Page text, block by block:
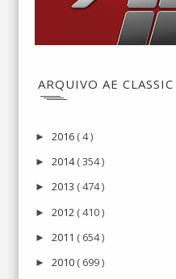
ARQUIVO AE CLASSIC
► 2016 ( 4 )
► 2014( 354 )
► 2013 ( 474 )
► 2012 ( 410 )
► 2011 ( 654 )
► 2010 ( 699 )